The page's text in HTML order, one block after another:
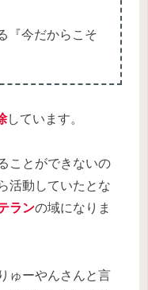
『今だからこそ
しています。
ことができないの
活動していたとな
ランの域になりま
ゅーやんさんと言